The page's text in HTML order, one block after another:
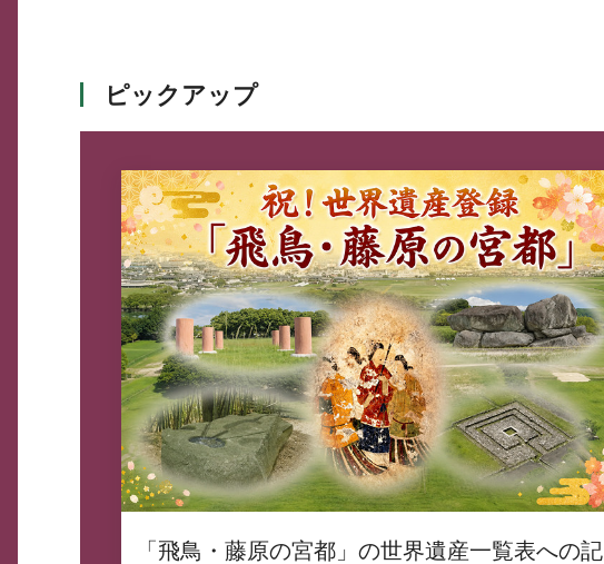
ピックアップ
「飛鳥・藤原の宮都」の世界遺産一覧表への記